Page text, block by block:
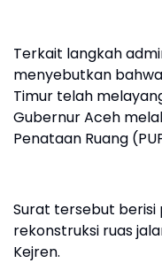
Terkait langkah
menyebutkan
Timur telah
Gubernur Aceh
Penataan Ruang
Surat tersebut
rekonstruksi ruas
Kejren.